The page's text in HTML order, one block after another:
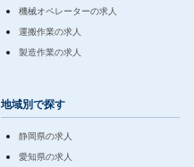
機械オペレーターの求人
運搬作業の求人
製造作業の求人
地域別で探す
静岡県の求人
愛知県の求人